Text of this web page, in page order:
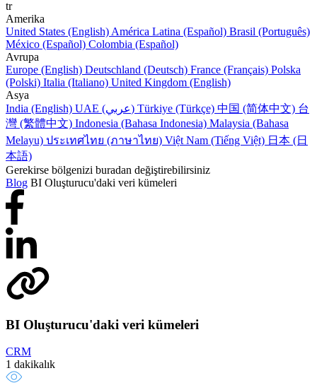
tr
Amerika
United States (English) América Latina (Español) Brasil (Português)
México (Español) Colombia (Español)
Avrupa
Europe (English) Deutschland (Deutsch) France (Français) Polska
(Polski) Italia (Italiano) United Kingdom (English)
Asya
India (English)
UAE (عربي) Türkiye (Türkçe) 中国 (简体中文) 台
灣 (繁體中文) Indonesia (Bahasa Indonesia) Malaysia (Bahasa
Melayu) ประเทศไทย (ภาษาไทย) Việt Nam (Tiếng Việt) 日本 (日
本語)
Gerekirse bölgenizi buradan değiştirebilirsiniz
Blog BI Oluşturucu'daki veri kümeleri
BI Oluşturucu'daki veri kümeleri
CRM
1 dakikalık